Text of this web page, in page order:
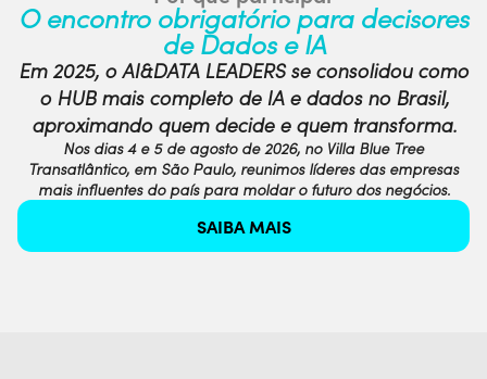
O encontro obrigatório para decisores
de Dados e IA
Em 2025, o AI&DATA LEADERS se consolidou como
o HUB mais completo de IA e dados no Brasil,
aproximando quem decide e quem transforma.
Nos dias 4 e 5 de agosto de 2026, no Villa Blue Tree
Transatlântico, em São Paulo, reunimos líderes das empresas
mais influentes do país para moldar o futuro dos negócios.
SAIBA MAIS